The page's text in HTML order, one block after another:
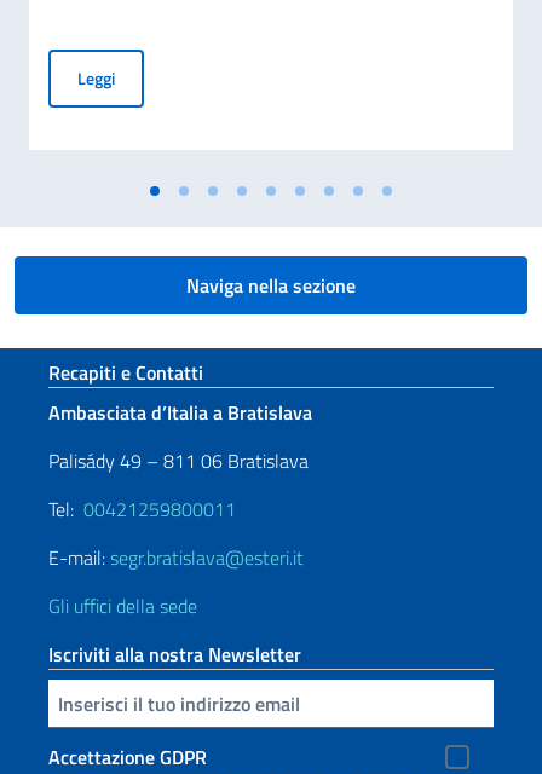
LeggiMESSAGGIO DEL VICE PRESIDENTE DEL CONSIGLIO DEI
Naviga nella sezione
Sezione footer
Recapiti e Contatti
Ambasciata d’Italia a Bratislava
Palisády 49 – 811 06 Bratislava
Tel: 00421259800011
E-mail:segr.bratislava@esteri.it
Gli uffici della sede
Iscriviti alla nostra Newsletter
Inserisci la tua email
Accettazione GDPR